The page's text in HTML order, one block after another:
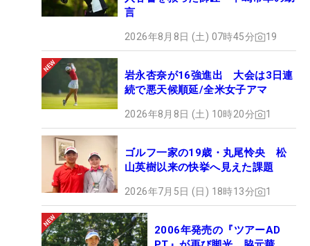
言
2026年8月8日 (土) 07時45分 19
岩永杏奈が16強進出 大会は3日連
続で悪天候順延/全米女子アマ
2026年8月8日 (土) 10時20分 1
ゴルフ一家の19歳・丸尾怜央 松
山英樹以来の快挙へ見えた課題
2026年7月5日 (日) 18時13分 1
2006年発売の『ツアーAD